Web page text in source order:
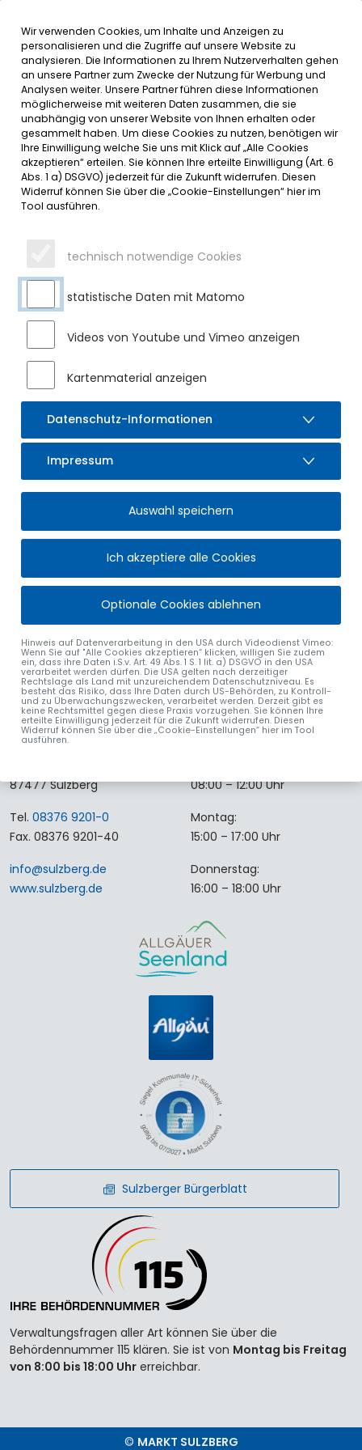
Inhalt der Seite anspringen
Informationen undMENÜ
SERVICE
HERZLICHEN GLÜCKWUNSCH
ZUM 90. GEBURTSTAG
Dienstag, 20.01.2026
ihren 90. Geburtstag feiern. Erster Bürgermeister Gerhard
Frey übermittelte der Jubilarin im Namen des Marktes
Sulzberg die herzlichsten Glück- und Segenswünsche und
überreichte ein Geschenk sowie die Jubiläumsurkunde des
Marktes Sulzberg. Wir wünschen Frau Herz weiterhin alles
Gute und noch viele gesunde und glückliche Jahre.
alle Nachrichten
MARKT SULZBERG
87477 Sulzberg
Tel. 08376 9201-0
Fax. 08376 9201-40
info@sulzberg.de
www.sulzberg.de
ÖFFNUNGSZEITEN
08:00 – 12:00 Uhr
Montag:
15:00 – 17:00 Uhr
Donnerstag:
16:00 – 18:00 Uhr
Sulzberger Bürgerblatt
Verwaltungsfragen aller Art können Sie über die
Behördennummer 115 klären. Sie ist von Montag bis Freitag
von 8:00 bis 18:00 Uhr erreichbar.
Wir verwenden Cookies, um Inhalte und Anzeigen zu
personalisieren und die Zugriffe auf unsere Website zu
analysieren. Die Informationen zu Ihrem Nutzerverhalten gehen
an unsere Partner zum Zwecke der Nutzung für Werbung und
Analysen weiter. Unsere Partner führen diese Informationen
möglicherweise mit weiteren Daten zusammen, die sie
unabhängig von unserer Website von Ihnen erhalten oder
gesammelt haben. Um diese Cookies zu nutzen, benötigen wir
Ihre Einwilligung welche Sie uns mit Klick auf „Alle Cookies
akzeptieren“ erteilen. Sie können Ihre erteilte Einwilligung (Art. 6
Abs. 1 a) DSGVO) jederzeit für die Zukunft widerrufen. Diesen
Widerruf können Sie über die „Cookie-Einstellungen“ hier im
Tool ausführen.
technisch notwendige Cookies
statistische Daten mit Matomo
Videos von Youtube und Vimeo anzeigen
Kartenmaterial anzeigen
Datenschutz-Informationen
Impressum
Auswahl speichern
Ich akzeptiere alle Cookies
Optionale Cookies ablehnen
Hinweis auf Datenverarbeitung in den USA durch Videodienst Vimeo:
Wenn Sie auf "Alle Cookies akzeptieren“ klicken, willigen Sie zudem
ein, dass ihre Daten i.S.v. Art. 49 Abs. 1 S. 1 lit. a) DSGVO in den USA
verarbeitet werden dürfen. Die USA gelten nach derzeitiger
Rechtslage als Land mit unzureichendem Datenschutzniveau. Es
besteht das Risiko, dass Ihre Daten durch US-Behörden, zu Kontroll-
und zu Überwachungszwecken, verarbeitet werden. Derzeit gibt es
keine Rechtsmittel gegen diese Praxis vorzugehen. Sie können Ihre
erteilte Einwilligung jederzeit für die Zukunft widerrufen. Diesen
Widerruf können Sie über die „Cookie-Einstellungen“ hier im Tool
ausführen.
© MARKT SULZBERG